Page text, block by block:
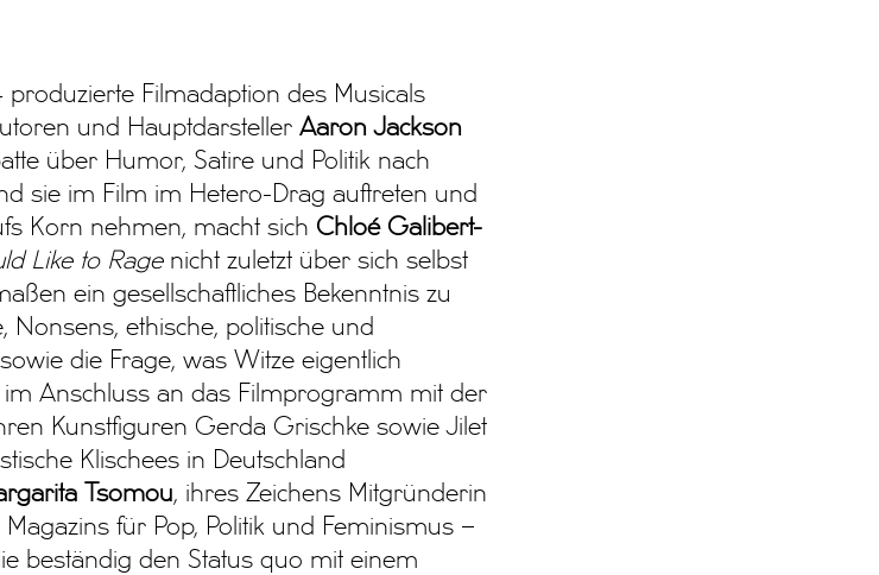
Filmadaption des Musicals
und Hauptdarsteller Aaron Jackson
über Humor, Satire und Politik nach
sie im Film im Hetero-Drag auftreten und
Korn nehmen, macht sich Chloé Galibert-
Like to Ragenicht zuletzt über sich selbst
ein gesellschaftliches Bekenntnis zu
Nonsens, ethische, politische und
die Frage, was Witze eigentlich
Anschluss an das Filmprogramm mit der
Kunstfiguren Gerda Grischke sowie Jilet
Klischees in Deutschland
Tsomou, ihres Zeichens Mitgründerin
für Pop, Politik und Feminismus –
beständig den Status quo mit einem